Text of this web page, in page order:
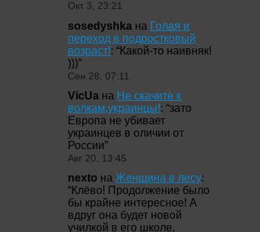
Окт 3, 23:21
sosedyshka на Голая и
переход в подростковый
возраст!: “Какой-то наивняк!
)))”
Сен 28, 07:11
VicUa на Не скачите к
волкам,украинцы!: “зато
Европа не убивает
украинцев в оличии от
России”
Авг 20, 13:45
nexto на Женщина в лесу:
“Клёво! Продолжение было
бы крайне интересное! А
вдруг она будет новой
училкой в его школе,